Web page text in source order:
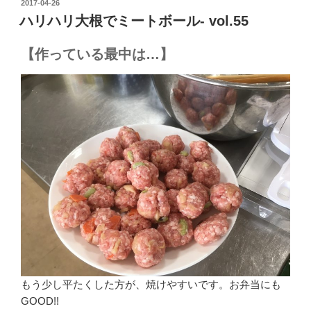
投
日:
2017-04-26
ハリハリ大根でミートボール- vol.55
【作っている最中は…】
もう少し平たくした方が、焼けやすいです。お弁当にも
GOOD!!